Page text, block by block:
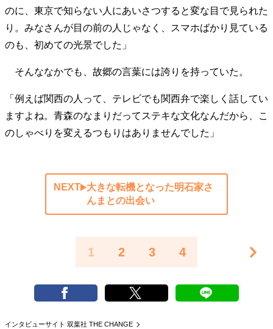
のに、東京で知らない人にあいさつすると変な目で見られた
り。みなさんが目の前の人じゃなく、スマホばかり見ている
のも、初めての光景でした」
そんななかでも、故郷の言葉には誇りを持っていた。
「例えば関西の人って、テレビでも関西弁で楽しく話してい
ますよね。青森のなまりだってステキな文化なんだから、こ
のしゃべりを変えるつもりはありませんでした」
NEXT
大きな転機となった明石家さ
んまとの出会い
1 2 3 4
インタビューサイト 双葉社 THE CHANGE